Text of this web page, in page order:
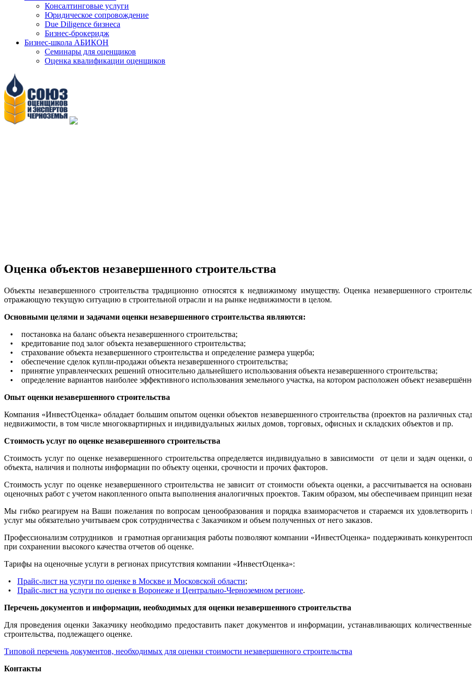
Консалтинговые услуги
Юридическое сопровождение
Due Diligence бизнеса
Бизнес-брокеридж
Бизнес-школа АБИКОН
Семинары для оценщиков
Оценка квалификации оценщиков
Оценка объектов незавершенного строительства
Объекты незавершенного строительства традиционно относятся к недвижимому имуществу. Оценка незавершенного
отражающую текущую ситуацию в строительной отрасли и на рынке недвижимости в целом.
Основными целями и задачами оценки незавершенного строительства являются:
• постановка на баланс объекта незавершенного строительства;
• кредитование под залог объекта незавершенного строительства;
• страхование объекта незавершенного строительства и определение размера ущерба;
• обеспечение сделок купли-продажи объекта незавершенного строительства;
• принятие управленческих решений относительно дальнейшего использования объекта незавершенного строительства;
• определение вариантов наиболее эффективного использования земельного участка, на котором расположен объект
Опыт оценки незавершенного строительства
Компания «ИнвестОценка» обладает большим опытом оценки объектов незавершенного строительства (проектов на различных
недвижимости, в том числе многоквартирных и индивидуальных жилых домов, торговых, офисных и складских объектов и пр.
Стоимость услуг по оценке незавершенного строительства
Стоимость услуг по оценке незавершенного строительства определяется индивидуально в зависимости от цели и задач
объекта, наличия и полноты информации по объекту оценки, срочности и прочих факторов.
Стоимость услуг по оценке незавершенного строительства не зависит от стоимости объекта оценки, а рассчитывается на
оценочных работ с учетом накопленного опыта выполнения аналогичных проектов. Таким образом, мы обеспечиваем принцип
Мы гибко реагируем на Ваши пожелания по вопросам ценообразования и порядка взаиморасчетов и стараемся их
услуг мы обязательно учитываем срок сотрудничества с Заказчиком и объем полученных от него заказов.
Профессионализм сотрудников и грамотная организация работы позволяют компании «ИнвестОценка» поддерживать
при сохранении высокого качества отчетов об оценке.
Тарифы на оценочные услуги в регионах присутствия компании «ИнвестОценка»:
• Прайс-лист на услуги по оценке в Москве и Московской области;
• Прайс-лист на услуги по оценке в Воронеже и Центрально-Черноземном регионе.
Перечень документов и информации, необходимых для оценки незавершенного строительства
Для проведения оценки Заказчику необходимо предоставить пакет документов и информации, устанавливающих
строительства, подлежащего оценке.
Типовой перечень документов, необходимых для оценки стоимости незавершенного строительства
Контакты